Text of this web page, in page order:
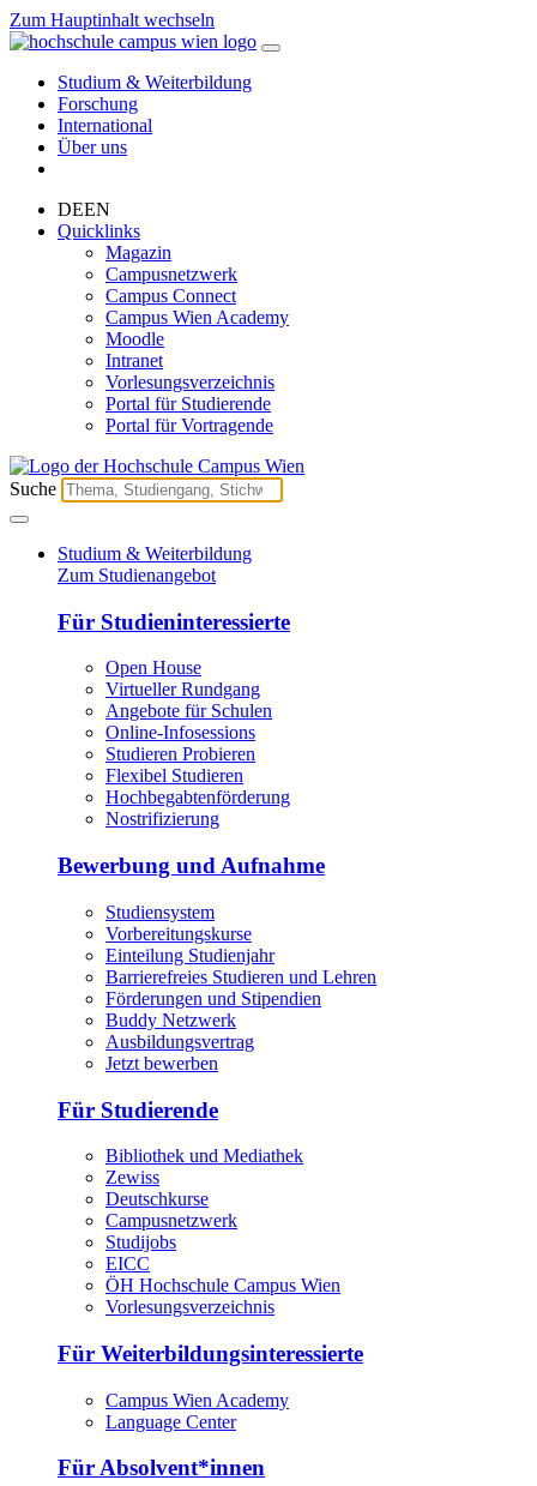
Zum Hauptinhalt wechseln
Studium & Weiterbildung
Forschung
International
Über uns
DEEN
Quicklinks
Magazin
Campusnetzwerk
Campus Connect
Campus Wien Academy
Moodle
Intranet
Vorlesungsverzeichnis
Portal für Studierende
Portal für Vortragende
Suche
Studium & Weiterbildung
Zum Studienangebot
Für Studieninteressierte
Open House
Virtueller Rundgang
Angebote für Schulen
Online-Infosessions
Studieren Probieren
Flexibel Studieren
Hochbegabtenförderung
Nostrifizierung
Bewerbung und Aufnahme
Studiensystem
Vorbereitungskurse
Einteilung Studienjahr
Barrierefreies Studieren und Lehren
Förderungen und Stipendien
Buddy Netzwerk
Ausbildungsvertrag
Jetzt bewerben
Für Studierende
Bibliothek und Mediathek
Zewiss
Deutschkurse
Campusnetzwerk
Studijobs
EICC
ÖH Hochschule Campus Wien
Vorlesungsverzeichnis
Für Weiterbildungsinteressierte
Campus Wien Academy
Language Center
Für Absolvent*innen